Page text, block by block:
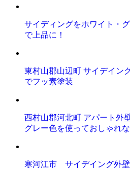
サイディングをホワイト・
で上品に！
東村山郡山辺町 サイデイン
でフッ素塗装
西村山郡河北町 アパート
グレー色を使っておしゃれ
寒河江市 サイデイング外